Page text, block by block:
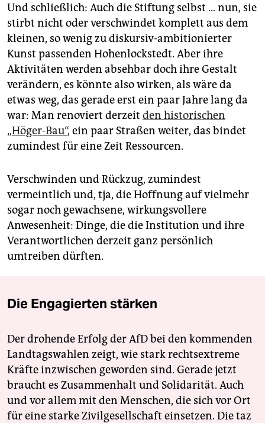
Und schließlich: Auch die Stiftung selbst … nun, sie
stirbt nicht oder verschwindet komplett aus dem
kleinen, so wenig zu diskursiv-ambitionierter
Kunst passenden Hohenlockstedt. Aber ihre
Aktivitäten werden absehbar doch ihre Gestalt
verändern, es könnte also wirken, als wäre da
etwas weg, das gerade erst ein paar Jahre lang da
war: Man renoviert derzeit den historischen
„Höger-Bau“, ein paar Straßen weiter, das bindet
zumindest für eine Zeit Ressourcen.
Verschwinden und Rückzug, zumindest
vermeintlich und, tja, die Hoffnung auf vielmehr
sogar noch gewachsene, wirkungsvollere
Anwesenheit: Dinge, die die Institution und ihre
Verantwortlichen derzeit ganz persönlich
umtreiben dürften.
Die Engagierten stärken
Der drohende Erfolg der AfD bei den kommenden
Landtagswahlen zeigt, wie stark rechtsextreme
Kräfte inzwischen geworden sind. Gerade jetzt
braucht es Zusammenhalt und Solidarität. Auch
und vor allem mit den Menschen, die sich vor Ort
für eine starke Zivilgesellschaft einsetzen. Die taz